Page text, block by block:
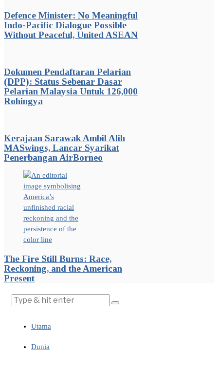
Defence Minister: No Meaningful
Indo-Pacific Dialogue Possible
Without Peaceful, United ASEAN
Dokumen Pendaftaran Pelarian
(DPP): Status Sebenar Dasar
Pelarian Malaysia Untuk 126,000
Rohingya
Kerajaan Sarawak Ambil Alih
MASwings, Lancar Syarikat
Penerbangan AirBorneo
The Fire Still Burns: Race,
Reckoning, and the American
Present
Utama
Dunia